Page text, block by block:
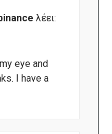
λέει:
eye and
I have a